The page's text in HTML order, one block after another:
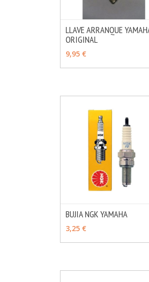
VER OPCIONES
LLAVE ARRANQUE
ORIGINAL
9,95 €
BUJIA NGK YAMAHA
3,25 €